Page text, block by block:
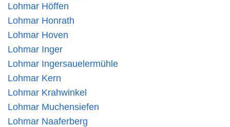
Lohmar Höffen
Lohmar Honrath
Lohmar Hoven
Lohmar Inger
Lohmar Ingersauelermühle
Lohmar Kern
Lohmar Krahwinkel
Lohmar Muchensiefen
Lohmar Naaferberg